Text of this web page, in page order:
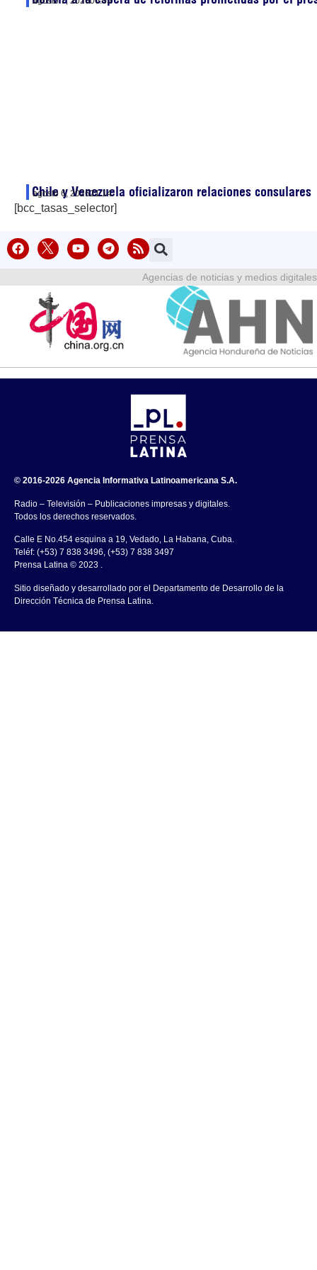
Chile y Venezuela oficializaron relaciones consulares
agosto 6, 202621:14
[bcc_tasas_selector]
Agencias de noticias y medios digitales
© 2016-2026 Agencia Informativa Latinoamericana S.A.
Radio – Televisión – Publicaciones impresas y digitales.
Todos los derechos reservados.
Calle E No.454 esquina a 19, Vedado, La Habana, Cuba.
Teléf: (+53) 7 838 3496, (+53) 7 838 3497
Prensa Latina © 2023 .
Sitio diseñado y desarrollado por el Departamento de Desarrollo de la
Dirección Técnica de Prensa Latina.